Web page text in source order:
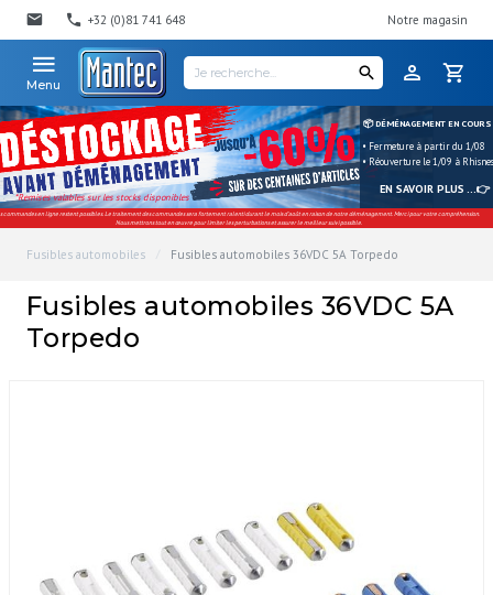
+32 (0)81 741 648 Notre magasin
Menu
*Remises valables sur les stocks disponibles
📦 DÉMÉNAGEMENT EN COURS
• Fermeture à partir du 1/08
• Réouverture le 1/09 à
EN SAVOIR PLUS ...👉
commandes en ligne restent possibles. Le traitement des commandes sera fortement ralenti durant le mois d'août en raison de notre déménagement. Merci pour votre compréhension.
Nous mettrons tout en œuvre pour limiter les perturbations et assurer le meilleur suivi possible.
Fusibles automobiles Fusibles automobiles 36VDC 5A Torpedo
Fusibles automobiles 36VDC 5A
Torpedo